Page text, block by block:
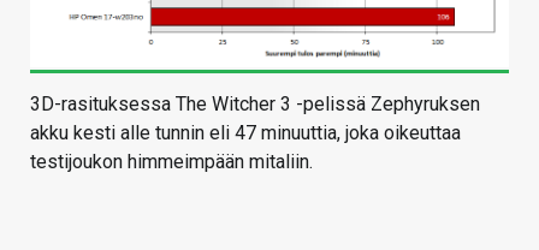
3D-rasituksessa The Witcher 3 -pelissä Zephyruksen
akku kesti alle tunnin eli 47 minuuttia, joka oikeuttaa
testijoukon himmeimpään mitaliin.